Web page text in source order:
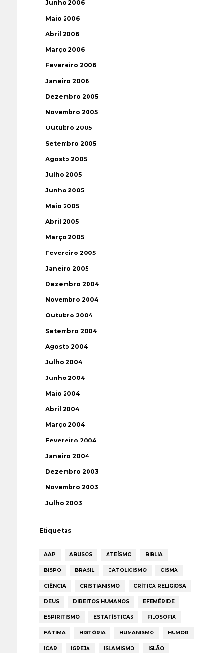
Junho 2006
Maio 2006
Abril 2006
Março 2006
Fevereiro 2006
Janeiro 2006
Dezembro 2005
Novembro 2005
Outubro 2005
Setembro 2005
Agosto 2005
Julho 2005
Junho 2005
Maio 2005
Abril 2005
Março 2005
Fevereiro 2005
Janeiro 2005
Dezembro 2004
Novembro 2004
Outubro 2004
Setembro 2004
Agosto 2004
Julho 2004
Junho 2004
Maio 2004
Abril 2004
Março 2004
Fevereiro 2004
Janeiro 2004
Dezembro 2003
Novembro 2003
Julho 2003
Etiquetas
AAP ABUSOS ATEÍSMO BIBLIA
BISPO BRASIL CATOLICISMO CISMA
CIÊNCIA CRISTIANISMO CRÍTICA RELIGIOSA
DEUS DIREITOS HUMANOS EFEMÉRIDE
ESPIRITISMO ESTATÍSTICAS FILOSOFIA
FÁTIMA HISTÓRIA HUMANISMO HUMOR
ICAR IGREJA ISLAMISMO ISLÃO